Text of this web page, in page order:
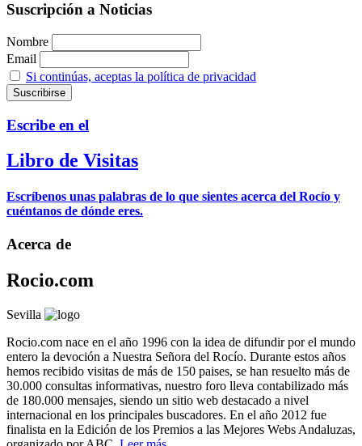
Suscripción a Noticias
Nombre
Email
Si continúas, aceptas la política de privacidad
Escribe en el
Libro de Visitas
Escríbenos unas palabras de lo que sientes acerca del Rocío y
cuéntanos de dónde eres.
Acerca de
Rocio.com
Sevilla
Rocio.com nace en el año 1996 con la idea de difundir por el mundo
entero la devoción a Nuestra Señora del Rocío. Durante estos años
hemos recibido visitas de más de 150 paises, se han resuelto más de
30.000 consultas informativas, nuestro foro lleva contabilizado más
de 180.000 mensajes, siendo un sitio web destacado a nivel
internacional en los principales buscadores. En el año 2012 fue
finalista en la Edición de los Premios a las Mejores Webs Andaluzas,